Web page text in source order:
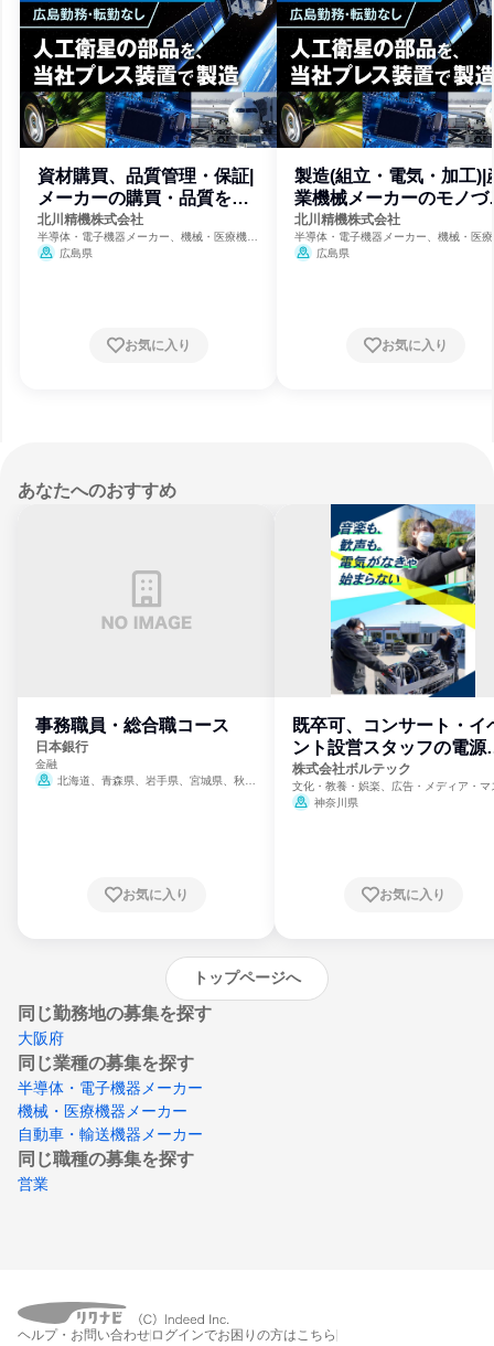
資材購買、品質管理・保証|
メーカーの購買・品質を支
える仕事
北川精機株式会社
半導体・電子機器メーカー、機械・医療機器
メーカー、自動車・輸送機器メーカー
広島県
お気に入り
製造(組立・電気・加工)|
業機械メーカーのモノづ
り技能職
北川精機株式会社
半導体・電子機器メーカー、機械・医
メーカー、自動車・輸送機器メーカー
広島県
お気に入り
あなたへのおすすめ
事務職員・総合職コース
日本銀行
金融
北海道、青森県、岩手県、宮城県、秋田
崎県、熊本県、大分県、宮崎県、鹿児島県、
お気に入り
既卒可、コンサート・イ
ント設営スタッフの電源
門
株式会社ボルテック
文化・教養・娯楽、広告・メディア・マ
ミ、電力・ガス・水道・エネルギー
神奈川県
お気に入り
トップページへ
同じ勤務地の募集を探す
大阪府
同じ業種の募集を探す
半導体・電子機器メーカー
機械・医療機器メーカー
自動車・輸送機器メーカー
同じ職種の募集を探す
営業
ヘルプ・お問い合わせ ログインでお困りの方はこちら